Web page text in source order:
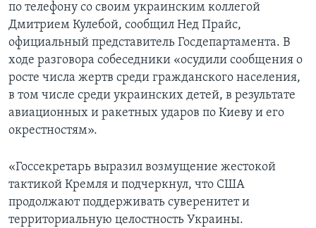
по телефону со своим украинским коллегой
Дмитрием Кулебой, сообщил Нед Прайс,
официальный представитель Госдепартамента. В
ходе разговора собеседники «осудили сообщения о
росте числа жертв среди гражданского населения,
в том числе среди украинских детей, в результате
авиационных и ракетных ударов по Киеву и его
окрестностям».
«Госсекретарь выразил возмущение жестокой
тактикой Кремля и подчеркнул, что США
продолжают поддерживать суверенитет и
территориальную целостность Украины.